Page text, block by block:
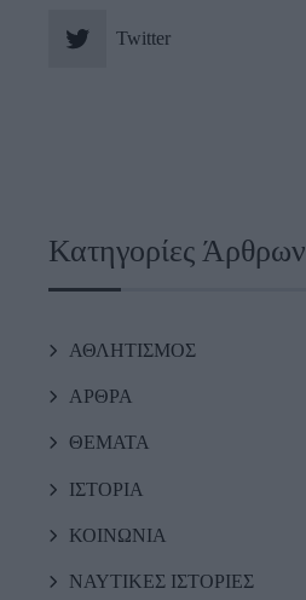
Twitter
Κατηγορίες Άρθρων
ΑΘΛΗΤΙΣΜΟΣ
ΑΡΘΡΑ
ΘΕΜΑΤΑ
ΙΣΤΟΡΙΑ
ΚΟΙΝΩΝΙΑ
ΝΑΥΤΙΚΕΣ ΙΣΤΟΡΙΕΣ